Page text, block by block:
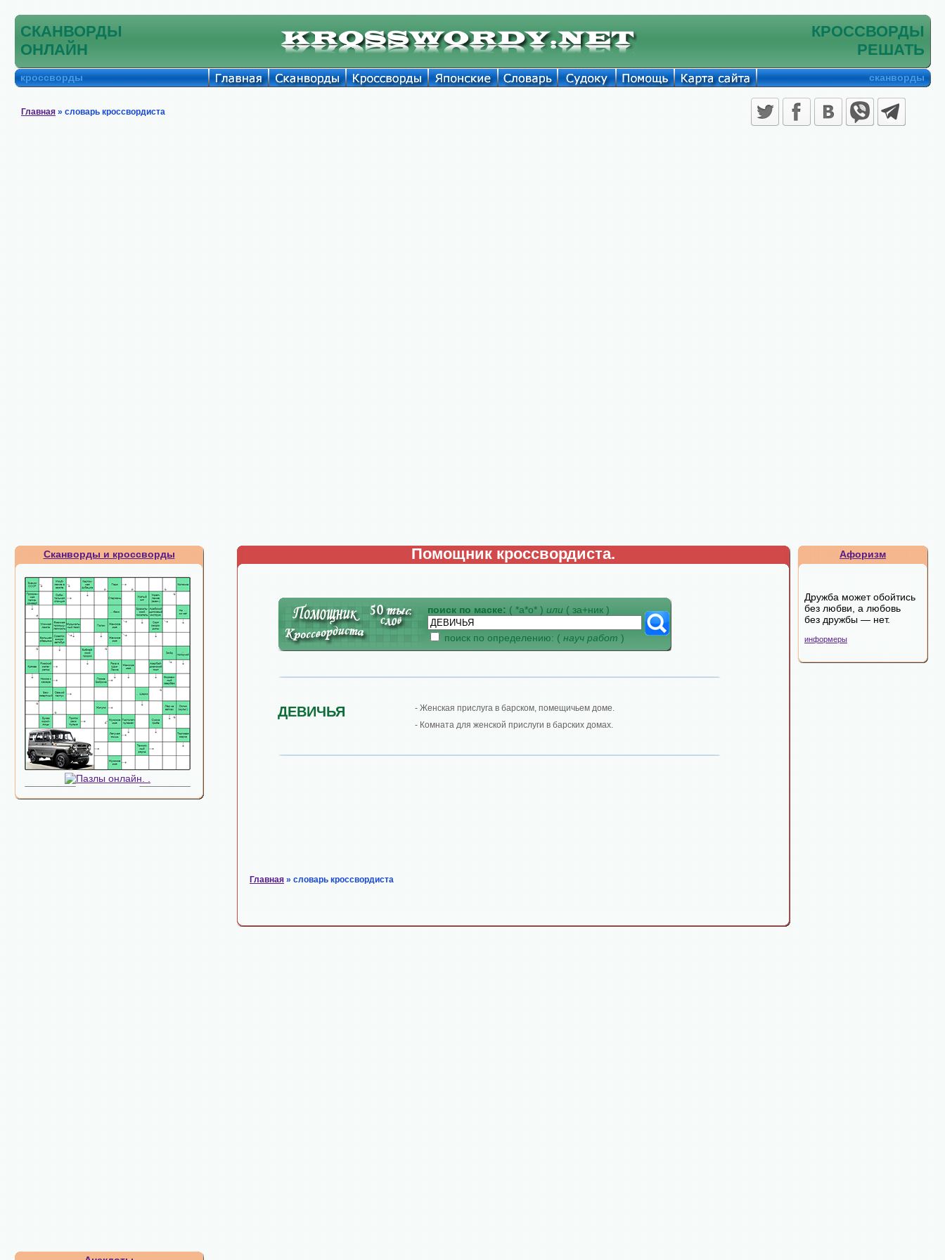
СКАНВОРДЫ
ОНЛАЙН
КРОССВОРДЫ
РЕШАТЬ
кроссворды сканворды
Главная » словарь кроссвордиста
Сканворды и кроссворды Помощник кроссвордиста.
поиск по маске: ( *а*о* ) или ( за+ник )
поиск по определению: ( науч работ )
ДЕВИЧЬЯ
- Женская прислуга в барском, помещичьем доме.
- Комната для женской прислуги в барских домах.
Главная » словарь кроссвордиста
Афоризм
Дружба может обойтись
без любви, а любовь
без дружбы — нет.
информеры